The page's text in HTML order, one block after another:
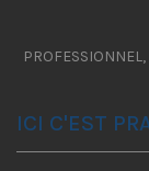
ICI C'EST